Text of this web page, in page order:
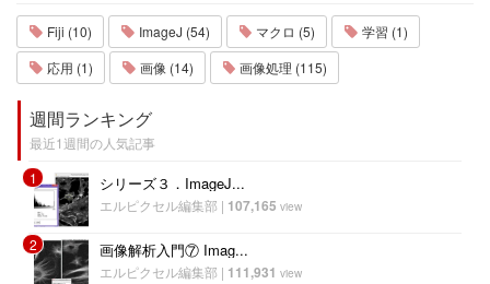
Fiji (10) ImageJ (54) マクロ (5)
学習 (1)
応用 (1)
画像 (14) 画像処理 (115)
週間ランキング
最近1週間の人気記事
1
シリーズ３．ImageJ...
エルピクセル編集部 | 107,165 view
2 画像解析入門⑦ Imag...
エルピクセル編集部 | 111,931 view